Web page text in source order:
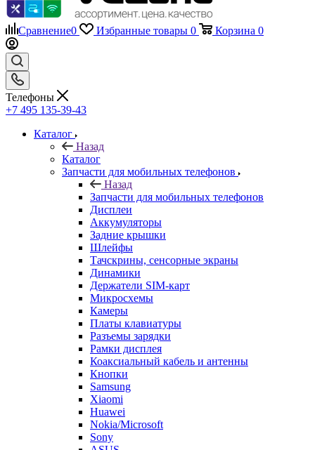
Телефоны
+7 495 135-39-43
Каталог
Назад
Каталог
Запчасти для мобильных телефонов
Дисплеи
Аккумуляторы
Задние крышки
Шлейфы
Тачскрины, сенсорные экраны
Динамики
Держатели SIM-карт
Микросхемы
Камеры
Платы клавиатуры
Разъемы зарядки
Рамки дисплея
Коаксиальный кабель и антенны
Кнопки
Samsung
Xiaomi
Huawei
Nokia/Microsoft
Sony
ASUS
HTC
Meizu
FLY